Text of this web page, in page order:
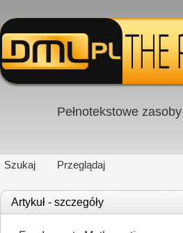
Pełnotekstowe
Szukaj Przeglądaj
Artykuł - szczegóły